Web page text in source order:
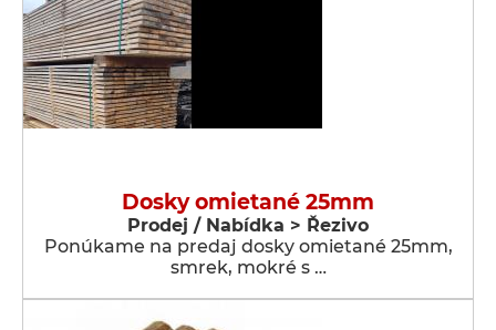
Dosky omietané 25mm
Prodej / Nabídka > Řezivo
Ponúkame na predaj dosky omietané 25mm,
smrek, mokré s …